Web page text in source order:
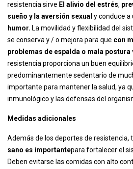
resistencia sirve El alivio del estrés,
sueño y la aversión sexual y conduce a
humor. La movilidad y flexibilidad del
se conserva y / o mejora para que con
problemas de espalda o mala postura
resistencia proporciona un buen
predominantemente sedentario de
importante para mantener la salud, ya
inmunológico y las defensas del
Medidas adicionales
Además de los deportes de resistencia,
sano es importantepara fortalecer el
Deben evitarse las comidas con alto